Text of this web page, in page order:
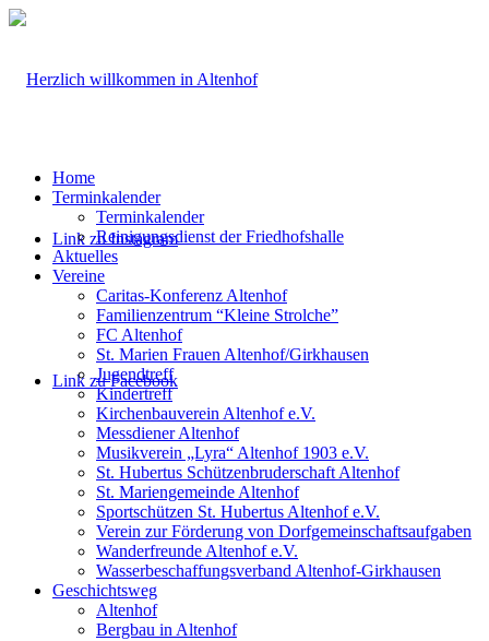
Link zu Instagram
Link zu Facebook
Home
Terminkalender
Terminkalender
Reinigungsdienst der Friedhofshalle
Aktuelles
Vereine
Caritas-Konferenz Altenhof
Familienzentrum “Kleine Strolche”
FC Altenhof
St. Marien Frauen Altenhof/Girkhausen
Jugendtreff
Kindertreff
Kirchenbauverein Altenhof e.V.
Messdiener Altenhof
Musikverein „Lyra“ Altenhof 1903 e.V.
St. Hubertus Schützenbruderschaft Altenhof
St. Mariengemeinde Altenhof
Sportschützen St. Hubertus Altenhof e.V.
Verein zur Förderung von Dorfgemeinschaftsaufgaben
Wanderfreunde Altenhof e.V.
Wasserbeschaffungsverband Altenhof-Girkhausen
Geschichtsweg
Altenhof
Bergbau in Altenhof